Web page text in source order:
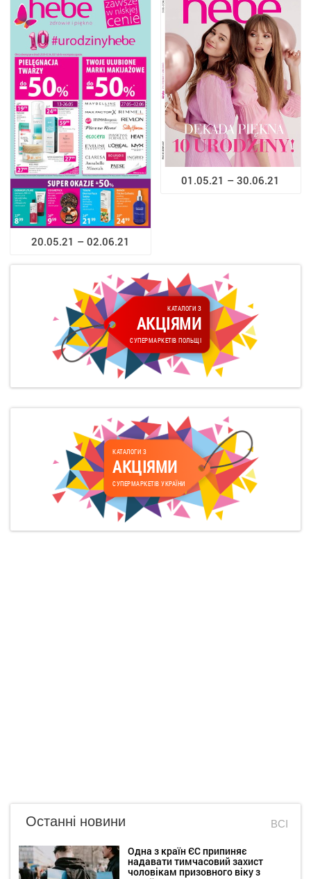
20.05.21 – 02.06.21
01.05.21 – 30.06.21
КАТАЛОГИ З
АКЦІЯМИ
СУПЕРМАРКЕТІВ ПОЛЬЩІ
КАТАЛОГИ З
АКЦІЯМИ
СУПЕРМАРКЕТІВ УКРАЇНИ
Останні новини ВСІ
Одна з країн ЄС припиняє
надавати тимчасовий захист
чоловікам призовного віку з